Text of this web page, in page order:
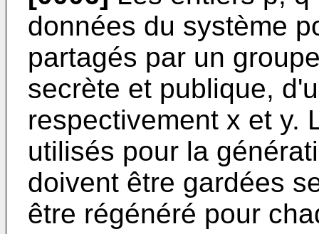
données du système
partagés par un
secrète et publique,
respectivement x et y.
utilisés pour la
doivent être gardées
être régénéré pour